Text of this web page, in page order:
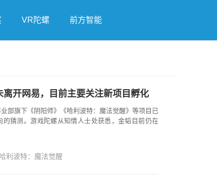
VR陀螺 前方智能
开网易，目前主要关注新项目孵化
部旗下《阴阳师》《哈利波特：魔法觉醒》等项目已
猜测。游戏陀螺从知情人士处获悉，金韬目前仍在
哈利波特：魔法觉醒